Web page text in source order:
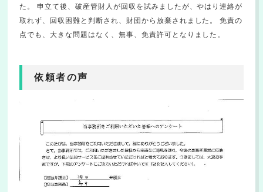
た。 申立て後、破産管財人が回収を試みましたが、やはり連絡が
取れず、回収困難と判断され、財団から放棄されました。 免責の
点でも、大きな問題はなく、無事、免責許可となりました。
依頼者の声